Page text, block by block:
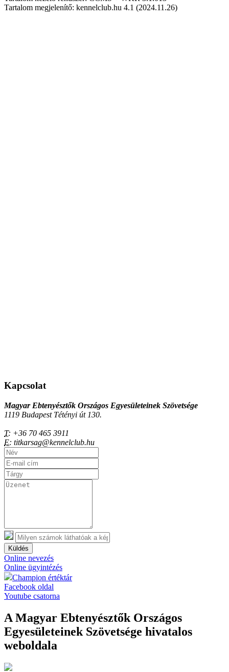
Tartalom megjelenítő: kennelclub.hu 4.1 (2024.11.26)
Kapcsolat
Magyar Ebtenyésztők Országos Egyesületeinek Szövetsége
1119 Budapest Tétényi út 130.
T: +36 70 465 3911
E: titkarsag@kennelclub.hu
Küldés
Online nevezés
Online ügyintézés
Champion értéktár
Facebook oldal
Youtube csatorna
A Magyar Ebtenyésztők Országos
Egyesületeinek Szövetsége hivatalos
weboldala